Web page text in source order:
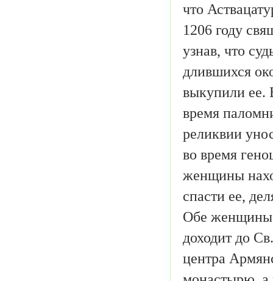
что
1206 году
узнав, что
длившихся
выкупили ее.
время
реликвии
во время
женщины
спасти ее,
Обе женщины
доходит до
центра